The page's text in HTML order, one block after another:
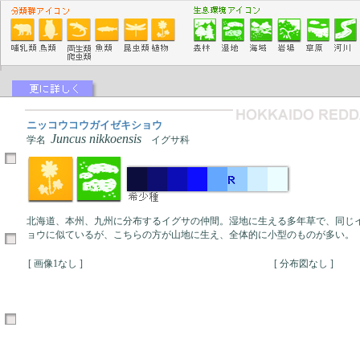
ニッコウコウガイゼキショウ
学名 Juncus nikkoensis イグサ科
北海道、本州、九州に分布するイグサの仲間。湿地に生える多年草で、同じ
ョウに似ているが、こちらの方が山地に生え、全体的に小型のものが多い。
[ 画像1なし ] [ 分布図なし ]